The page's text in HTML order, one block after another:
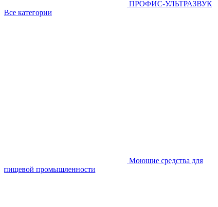
ПРОФИС-УЛЬТРАЗВУК
Все категории
Моющие средства для
пищевой промышленности